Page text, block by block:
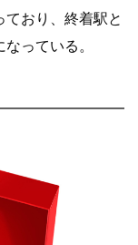
おり、終着駅と
っている。